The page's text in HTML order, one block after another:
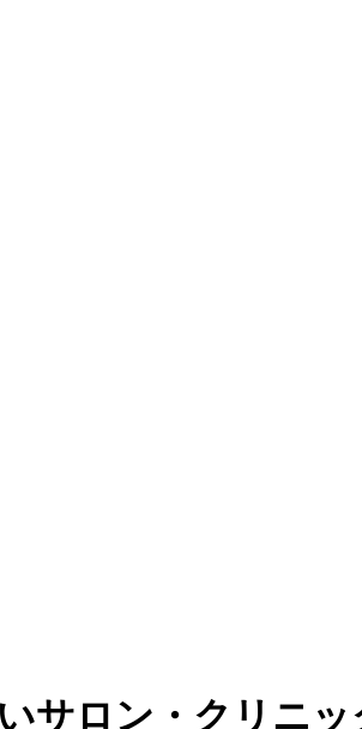
サロン・クリニッ